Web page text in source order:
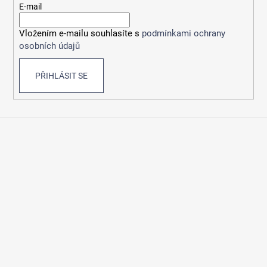
E-mail
Vložením e-mailu souhlasíte s podmínkami ochrany
osobních údajů
PŘIHLÁSIT SE